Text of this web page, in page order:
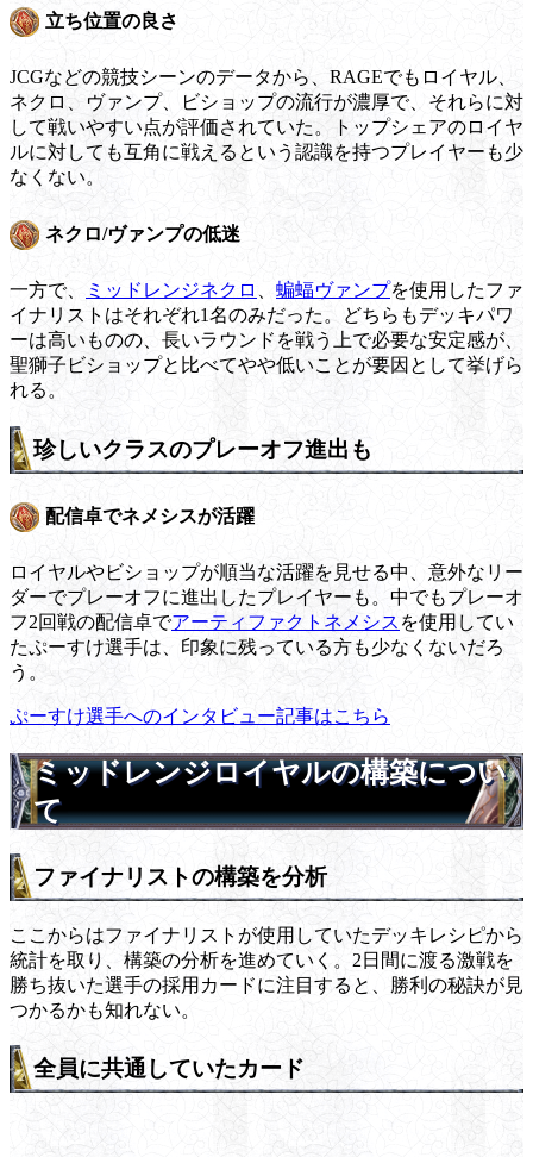
立ち位置の良さ
JCGなどの競技シーンのデータから、RAGEでもロイヤル、
ネクロ、ヴァンプ、ビショップの流行が濃厚で、それらに対
して戦いやすい点が評価されていた。トップシェアのロイヤ
ルに対しても互角に戦えるという認識を持つプレイヤーも少
なくない。
ネクロ/ヴァンプの低迷
一方で、 ミッドレンジネクロ 蝙蝠ヴァンプを使用したファ
イナリストはそれぞれ1名のみだった。どちらもデッキパワ
ーは高いものの、長いラウンドを戦う上で必要な安定感が、
聖獅子ビショップと比べてやや低いことが要因として挙げら
れる。
珍しいクラスのプレーオフ進出も
配信卓でネメシスが活躍
ロイヤルやビショップが順当な活躍を見せる中、意外なリー
ダーでプレーオフに進出したプレイヤーも。中でもプレーオ
フ2回戦の配信卓でアーティファクトネメシス を使用してい
たぷーすけ選手は、印象に残っている方も少なくないだろ
う。
ぷーすけ選手へのインタビュー記事はこちら
ミッドレンジロイヤルの構築につい
て
ファイナリストの構築を分析
ここからはファイナリストが使用していたデッキレシピから
統計を取り、構築の分析を進めていく。2日間に渡る激戦を
勝ち抜いた選手の採用カードに注目すると、勝利の秘訣が見
つかるかも知れない。
全員に共通していたカード